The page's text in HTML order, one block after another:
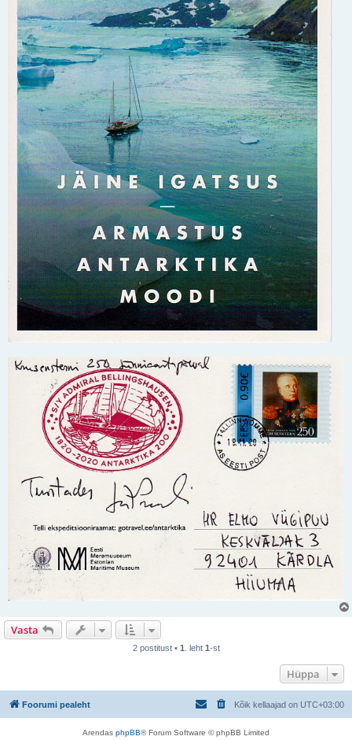
Vasta
2 postitust • 1 . leht 1-st
Hüppa
Foorumi pealeht Kõik kellaajad on UTC+03:00
Arendas phpBB® Forum Software © phpBB Limited